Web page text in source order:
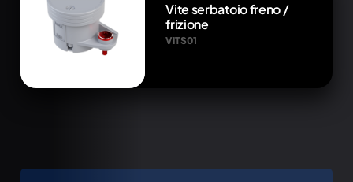
Vite serbatoio freno /
frizione
VITS01